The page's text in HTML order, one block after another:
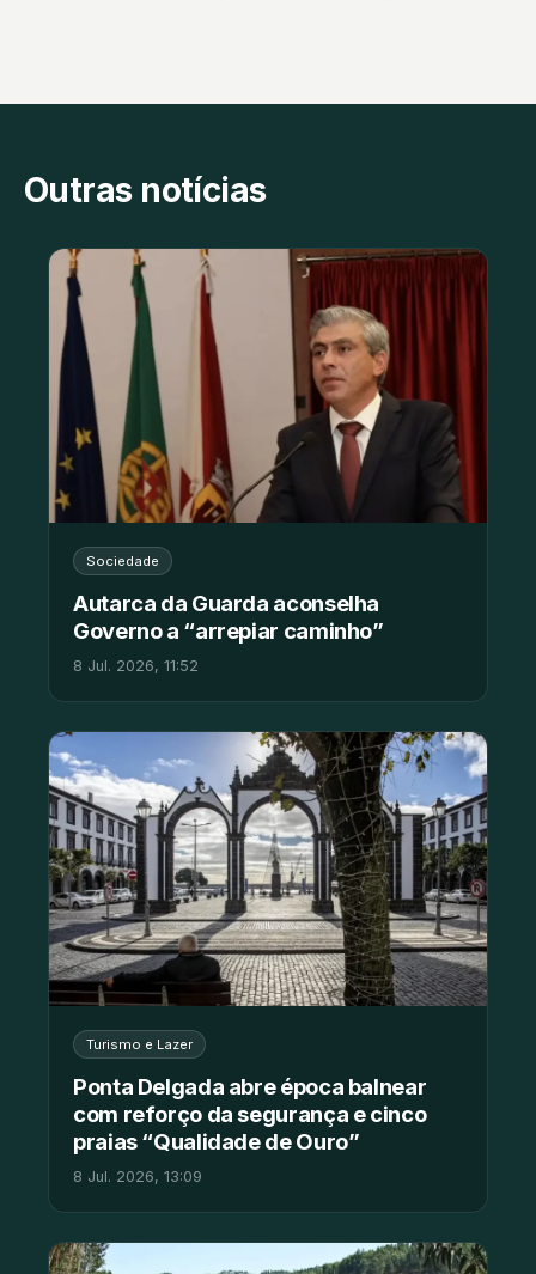
Outras notícias
Sociedade
Autarca da Guarda aconselha
Governo a “arrepiar caminho”
8 Jul. 2026, 11:52
Turismo e Lazer
Ponta Delgada abre época balnear
com reforço da segurança e cinco
praias “Qualidade de Ouro”
8 Jul. 2026, 13:09